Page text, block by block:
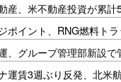
産、米不動産投資が累計
ポイント、RNG燃料ト
、グループ管理部新設で
運賃3週ぶり反発、北米